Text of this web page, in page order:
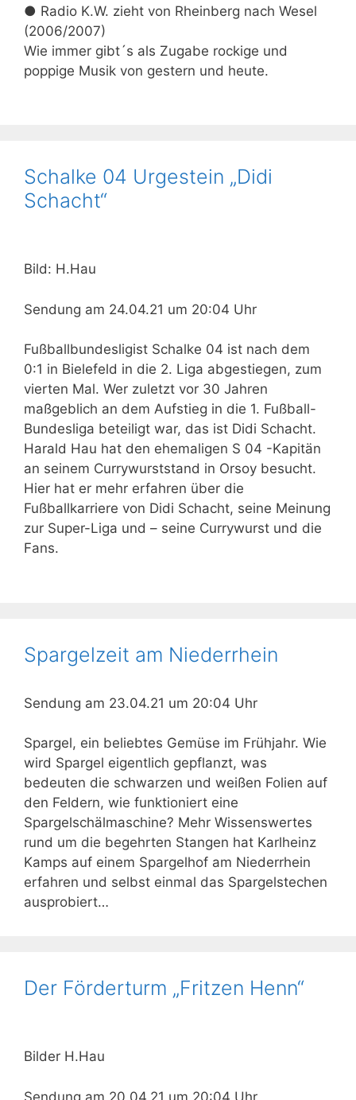
● Radio K.W. zieht von Rheinberg nach Wesel
(2006/2007)
Wie immer gibt´s als Zugabe rockige und
poppige Musik von gestern und heute.
Schalke 04 Urgestein „Didi
Schacht“
Bild: H.Hau
Sendung am 24.04.21 um 20:04 Uhr
Fußballbundesligist Schalke 04 ist nach dem
0:1 in Bielefeld in die 2. Liga abgestiegen, zum
vierten Mal. Wer zuletzt vor 30 Jahren
maßgeblich an dem Aufstieg in die 1. Fußball-
Bundesliga beteiligt war, das ist Didi Schacht.
Harald Hau hat den ehemaligen S 04 -Kapitän
an seinem Currywurststand in Orsoy besucht.
Hier hat er mehr erfahren über die
Fußballkarriere von Didi Schacht, seine Meinung
zur Super-Liga und – seine Currywurst und die
Fans.
Spargelzeit am Niederrhein
Sendung am 23.04.21 um 20:04 Uhr
Spargel, ein beliebtes Gemüse im Frühjahr. Wie
wird Spargel eigentlich gepflanzt, was
bedeuten die schwarzen und weißen Folien auf
den Feldern, wie funktioniert eine
Spargelschälmaschine? Mehr Wissenswertes
rund um die begehrten Stangen hat Karlheinz
Kamps auf einem Spargelhof am Niederrhein
erfahren und selbst einmal das Spargelstechen
ausprobiert…
Der Förderturm „Fritzen Henn“
Bilder H.Hau
Sendung am 20.04.21 um 20:04 Uhr